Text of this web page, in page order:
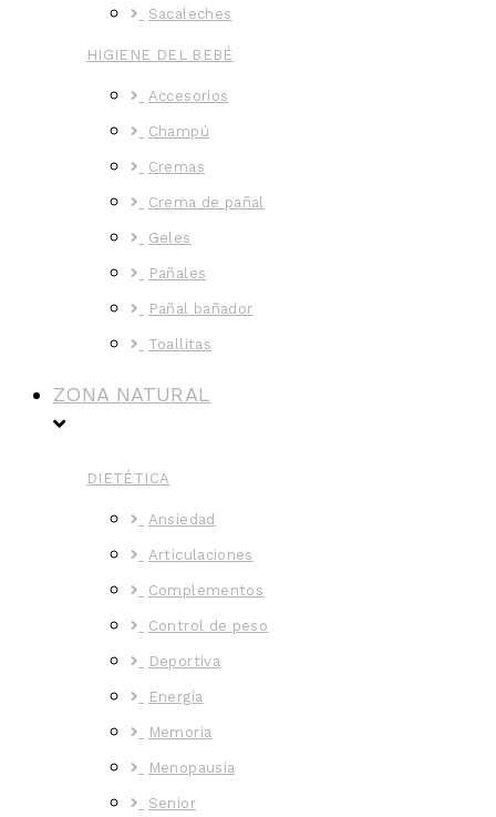
Sacaleches
HIGIENE DEL BEBÉ
Accesorios
Champú
Cremas
Crema de pañal
Geles
Pañales
Pañal bañador
Toallitas
ZONA NATURAL
DIETÉTICA
Ansiedad
Articulaciones
Complementos
Control de peso
Deportiva
Energía
Memoria
Menopausia
Senior